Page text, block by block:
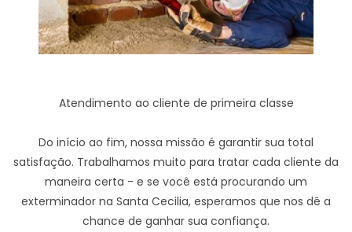
Atendimento ao cliente de primeira classe
Do início ao fim, nossa missão é garantir sua total
satisfação. Trabalhamos muito para tratar cada cliente da
maneira certa - e se você está procurando um
exterminador na Santa Cecilia, esperamos que nos dê a
chance de ganhar sua confiança.